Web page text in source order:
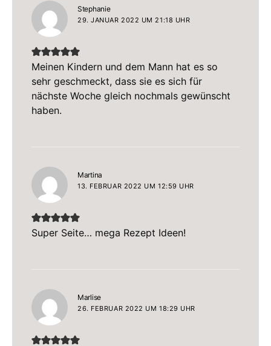
Stephaniesagt:
29. JANUAR 2022 UM 21:18 UHR
Meinen Kindern und dem Mann hat es so
sehr geschmeckt, dass sie es sich für
nächste Woche gleich nochmals gewünscht
haben.
Martina
13. FEBRUAR 2022 UM 12:59 UHR
Super Seite… mega Rezept Ideen!
Marlisesagt:
26. FEBRUAR 2022 UM 18:29 UHR